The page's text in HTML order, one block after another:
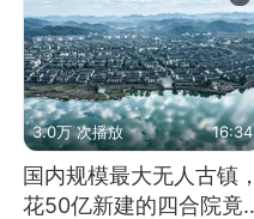
3.0万 次播放 16:34
国内规模最大无人古镇，
花50亿新建的四合院竟